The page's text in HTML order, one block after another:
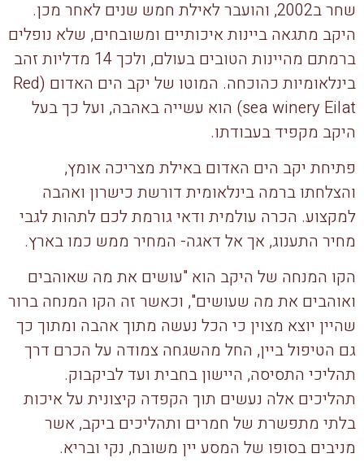
שחר ב2002, והועבר לאילת חמש שנים לאחר מכן.
היקב מתגאה ביינות איכותיים ומשובחים, שלא נופלים
ברמתם מהיינות הטובים בעולם, ולכך 14 מדליות זהב
בינלאומיות כהוכחה. המוטו של יקב הים האדום (Red
sea winery Eilat) הוא עשייה באהבה, ועל כך בעל
היקב מקפיד בעבודתו.
פתיחת יקב הים האדום באילת מצריכה אומץ,
והצלחתו ברמה בינלאומית דורשת כישרון ואהבה
למקצוע. הכרה עולמית ודאי גורמת לכם לתהות לגבי
מחיר התענוג, אך אל דאגה- המחיר ממש כמו בארץ.
הקו המנחה של היקב הוא "עושים את מה שאוהבים
ואוהבים את מה שעושים", וכאשר זה הקו המנחה ברור
שהיין יוצא מצוין כי הכל נעשה מתוך אהבה ומתוך כך
גם הטיפול ביין, החל מהשגחה צמודה על הכרם דרך
תהליכי התסיסה, היישון בחבית ועד לביקבוק.
תהליכים אלה נעשים תוך הקפדה קיצונית על איכות
בלתי מתפשרת של חמרים ותהליכים ביקב, אשר
מניבים בסופו של המסע יין משובח, נקי ובריא.